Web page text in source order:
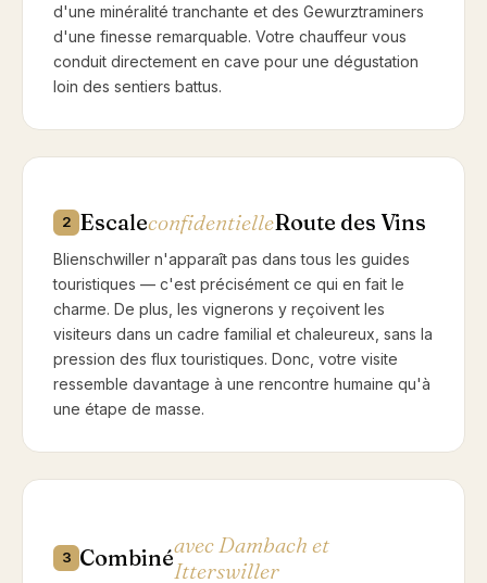
d'une minéralité tranchante et des Gewurztraminers
d'une finesse remarquable. Votre chauffeur vous
conduit directement en cave pour une dégustation
loin des sentiers battus.
2 EscaleconfidentielleRoute des Vins
Blienschwiller n'apparaît pas dans tous les guides
touristiques — c'est précisément ce qui en fait le
charme. De plus, les vignerons y reçoivent les
visiteurs dans un cadre familial et chaleureux, sans la
pression des flux touristiques. Donc, votre visite
ressemble davantage à une rencontre humaine qu'à
une étape de masse.
3 Combinéavec Dambach et
Itterswiller